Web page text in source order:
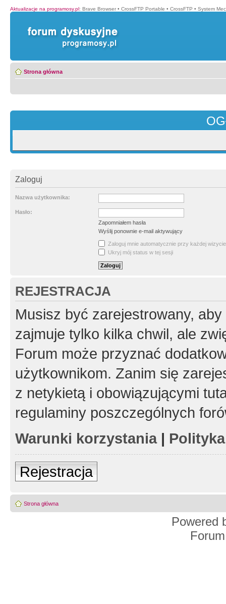
Aktualizacje na programosy.pl: Brave Browser • CrossFTP Portable • CrossFTP • System
Strona główna
Zaloguj
Nazwa użytkownika:
Hasło:
Zapomniałem hasła
Wyślij ponownie e-mail aktywujący
Zaloguj mnie automatycznie przy każdej wizycie
Ukryj mój status w tej sesji
REJESTRACJA
Musisz być zarejestrowany,
zajmuje tylko kilka chwil, ale
Forum może przyznać
użytkownikom. Zanim się
z netykietą i obowiązującymi
regulaminy poszczególnych
Warunki korzystania|
Rejestracja
Strona główna
Powered